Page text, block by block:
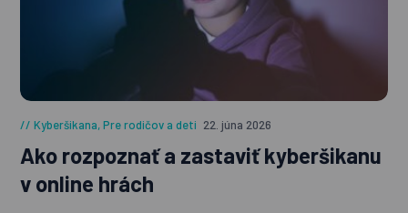
Kyberšikana,Pre rodičov a deti 22. júna 2026
Ako rozpoznať a zastaviť kyberšikanu
v online hrách